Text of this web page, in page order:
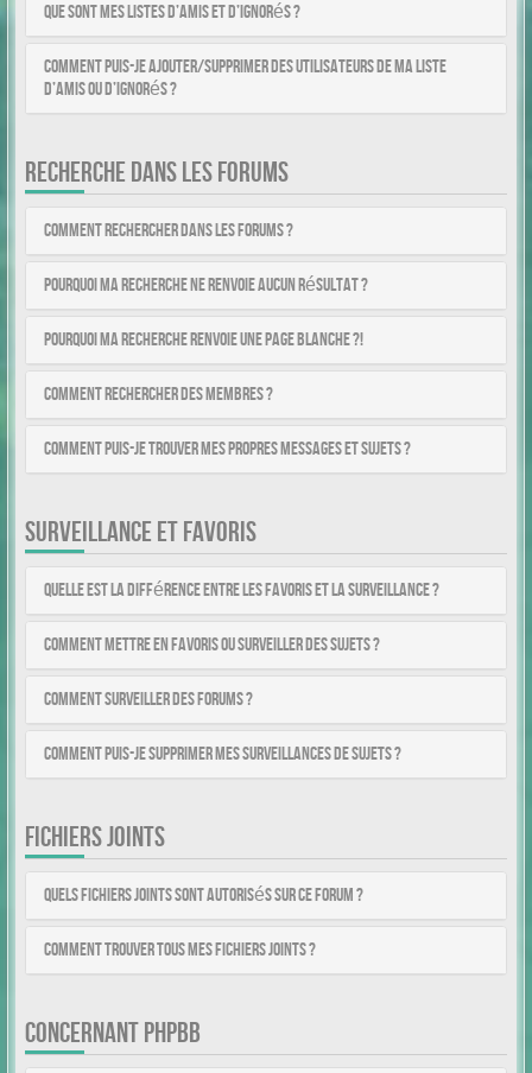
Que sont mes listes d’amis et d’ignorés ?
Comment puis-je ajouter/supprimer des utilisateurs de ma liste
d’amis ou d’ignorés ?
RECHERCHE DANS LES FORUMS
Comment rechercher dans les forums ?
Pourquoi ma recherche ne renvoie aucun résultat ?
Pourquoi ma recherche renvoie une page blanche ?!
Comment rechercher des membres ?
Comment puis-je trouver mes propres messages et sujets ?
SURVEILLANCE ET FAVORIS
Quelle est la différence entre les favoris et la surveillance ?
Comment mettre en favoris ou surveiller des sujets ?
Comment surveiller des forums ?
Comment puis-je supprimer mes surveillances de sujets ?
FICHIERS JOINTS
Quels fichiers joints sont autorisés sur ce forum ?
Comment trouver tous mes fichiers joints ?
CONCERNANT PHPBB